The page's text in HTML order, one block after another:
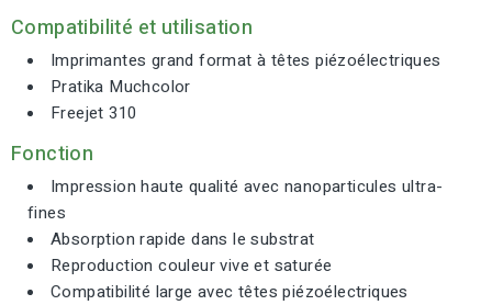
Compatibilité et utilisation
Imprimantes grand format à têtes piézoélectriques
Pratika Muchcolor
Freejet 310
Fonction
Impression haute qualité avec nanoparticules ultra-
fines
Absorption rapide dans le substrat
Reproduction couleur vive et saturée
Compatibilité large avec têtes piézoélectriques